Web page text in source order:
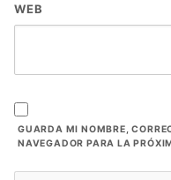
WEB
GUARDA MI NOMBRE,
NAVEGADOR PARA LA